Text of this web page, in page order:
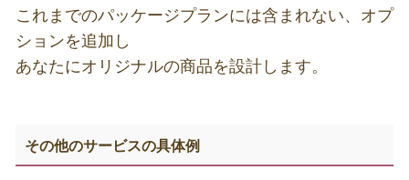
これまでのパッケージプランには含まれない、オプ
ションを追加し
あなたにオリジナルの商品を設計します。
その他のサービスの具体例